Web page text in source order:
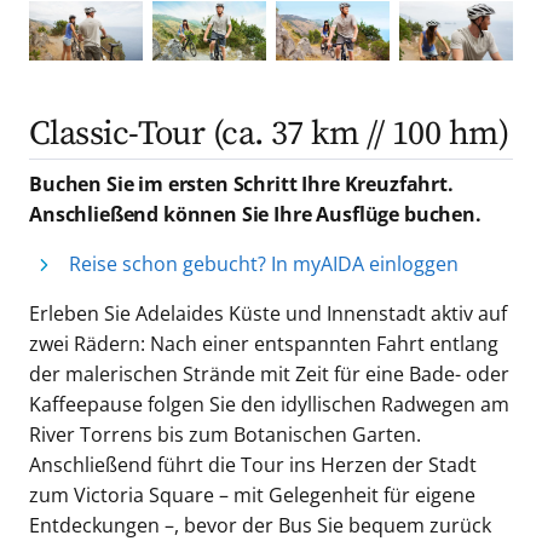
Classic-Tour (ca. 37 km // 100 hm)
Buchen Sie im ersten Schritt Ihre Kreuzfahrt.
Anschließend können Sie Ihre Ausflüge buchen.
Reise schon gebucht? In myAIDA einloggen
Erleben Sie Adelaides Küste und Innenstadt aktiv auf
zwei Rädern: Nach einer entspannten Fahrt entlang
der malerischen Strände mit Zeit für eine Bade- oder
Kaffeepause folgen Sie den idyllischen Radwegen am
River Torrens bis zum Botanischen Garten.
Anschließend führt die Tour ins Herzen der Stadt
zum Victoria Square – mit Gelegenheit für eigene
Entdeckungen –, bevor der Bus Sie bequem zurück